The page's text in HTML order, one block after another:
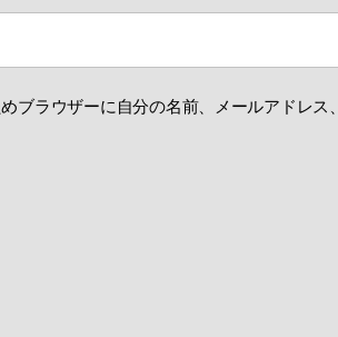
ブラウザーに自分の名前、メールアドレス